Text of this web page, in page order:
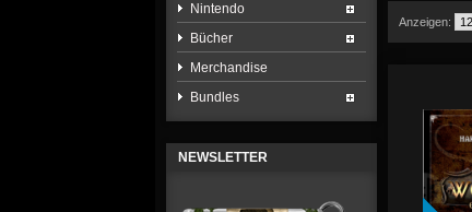
Nintendo
Bücher
Merchandise
Bundles
NEWSLETTER
Anzeigen: